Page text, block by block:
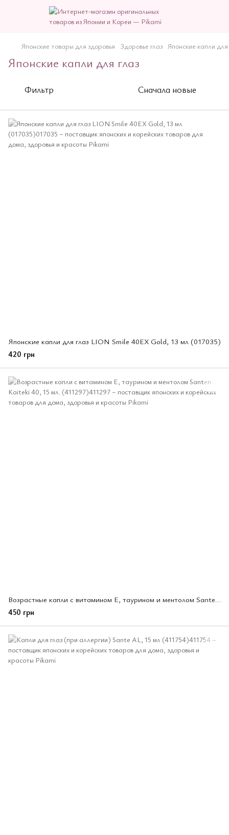
Японские товары для здоровья Здоровье глаз Японские капли для
Японские капли для глаз
Фильтр Сначала новые
Японские капли для глаз LION Smile 40EX Gold, 13 мл (017035)
420 грн
Возрастные капли с витамином E, таурином и ментолом Santen Kaiteki 40, 15 мл. (411297)
450 грн